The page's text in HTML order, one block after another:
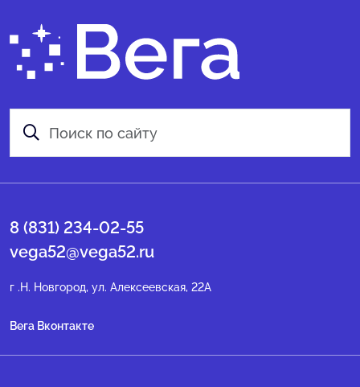
8 (831) 234-02-55
vega52@vega52.ru
г .Н. Новгород, ул. Алексеевская, 22А
Вега Вконтакте